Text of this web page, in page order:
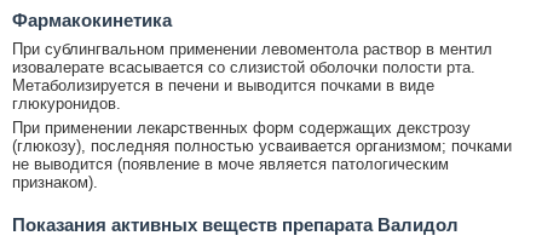
Фармакокинетика
При сублингвальном применении левоментола раствор в ментил
изовалерате всасывается со слизистой оболочки полости рта.
Метаболизируется в печени и выводится почками в виде
глюкуронидов.
При применении лекарственных форм содержащих декстрозу
(глюкозу), последняя полностью усваивается организмом; почками
не выводится (появление в моче является патологическим
признаком).
Показания активных веществ препарата Валидол